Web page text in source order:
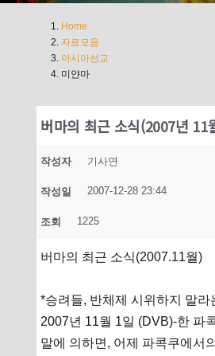
Home
자료모음
아시아선교
미얀마
버마의 최근 소식(2007년 11
작성자 기사연
작성일 2007-12-28 23:44
조회 1225
버마의 최근 소식(2007.11월)
*승려들, 반체제 시위하지 말라
2007년 11월 1일 (DVB)-한 파
말에 의하면, 어제 파콕쿠에서